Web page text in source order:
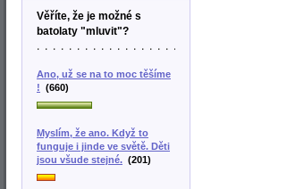
Věříte, že je možné s
batolaty "mluvit"?
Ano, už se na to moc těšíme
! (660)
Myslím, že ano. Když to
funguje i jinde ve světě. Děti
jsou všude stejné. (201)